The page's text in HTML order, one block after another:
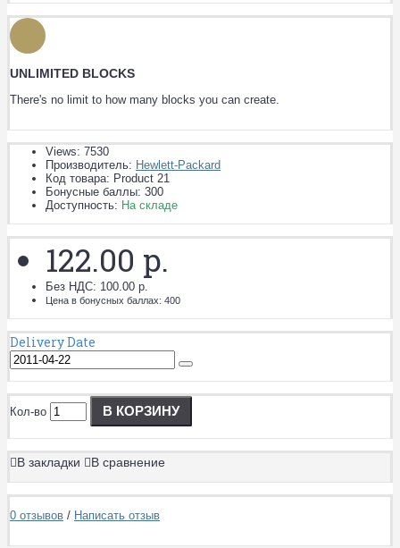
UNLIMITED BLOCKS
There's no limit to how many blocks you can create.
Views: 7530
Производитель: Hewlett-Packard
Код товара: Product 21
Бонусные баллы: 300
Доступность: На складе
122.00 р.
Без НДС: 100.00 р.
Цена в бонусных баллах: 400
Delivery Date
Кол-во В КОРЗИНУ
В закладки В сравнение
0 отзывов / Написать отзыв